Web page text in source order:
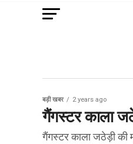
बड़ी खबर 2 years ago
गैंगस्टर काला
गैंगस्टर काला जठेड़ी की